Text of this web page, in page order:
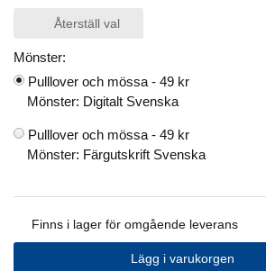
Återställ val
Mönster:
Pulllover och mössa - 49 kr
Mönster: Digitalt Svenska
Pulllover och mössa - 49 kr
Mönster: Färgutskrift Svenska
Finns i lager för omgående leverans
Lägg i varukorgen